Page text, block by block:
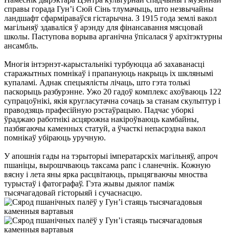
справы горада Гун’і Сюй Сінь тлумачыць, што незвычайны
ландшафт сфарміраваўся гістарычна. З 1915 года землі вакол
магільняў здаваліся ў арэнду для фінансавання мясцовай
школы. Паступова ворыва арганічна ўпісалася ў архітэктурны
ансамбль.
Многія інтэрнэт-карыстальнікі турбуюцца аб захаванасці
старажытных помнікаў і прапануюць накрыць іх шклянымі
купаламі. Аднак спецыялісты лічаць, што гэта толькі
паскорыць разбурэнне. Ужо 20 гадоў комплекс ахоўваюць 122
супрацоўнікі, якія кругласутачна сочаць за станам скульптур і
праводзяць прафесійную рэстаўрацыю. Падчас уборкі
ўраджаю работнікі асцярожна накіроўваюць камбайны,
пазбягаючы каменных статуй, а ўчасткі непасрэдна вакол
помнікаў убіраюць уручную.
У апошнія гады на тэрыторыі імператарскіх магільняў, апроч
пшаніцы, вырошчваюць таксама рапс і сланечнік. Кожную
вясну і лета яны ярка расцвітаюць, прыцягваючы мноства
турыстаў і фатографаў. Гэта жывы дыялог паміж
тысячагадовай гісторыяй і сучаснасцю.